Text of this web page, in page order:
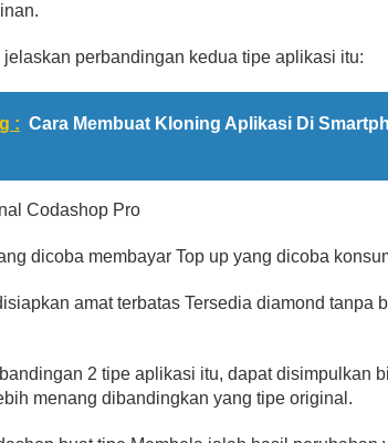
perbandingan kedua tipe aplikasi itu:
: Cara Membuat Kloning Aplikasi Di
Codashop Pro
dicoba membayar Top up yang dicoba
amat terbatas Tersedia diamond tanpa
2 tipe aplikasi itu, dapat disimpulkan
menang dibandingkan yang tipe original.